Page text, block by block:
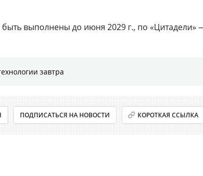
выполнены до июня 2029 г., по «Цитадели»
завтра
ПОДПИСАТЬСЯ НА НОВОСТИ КОРОТКАЯ ССЫЛКА